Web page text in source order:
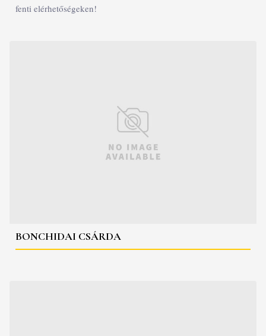
fenti elérhetőségeken!
BONCHIDAI CSÁRDA